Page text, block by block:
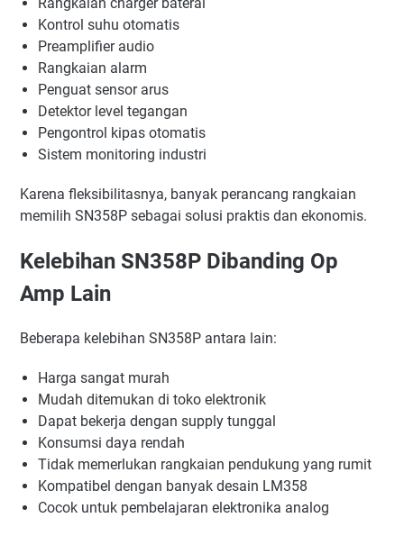
Kontrol suhu otomatis
Preamplifier audio
Rangkaian alarm
Penguat sensor arus
Detektor level tegangan
Pengontrol kipas otomatis
Sistem monitoring industri
Karena fleksibilitasnya, banyak perancang rangkaian
memilih SN358P sebagai solusi praktis dan ekonomis.
Kelebihan SN358P Dibanding Op
Amp Lain
Beberapa kelebihan SN358P antara lain:
Harga sangat murah
Mudah ditemukan di toko elektronik
Dapat bekerja dengan supply tunggal
Konsumsi daya rendah
Tidak memerlukan rangkaian pendukung yang rumit
Kompatibel dengan banyak desain LM358
Cocok untuk pembelajaran elektronika analog